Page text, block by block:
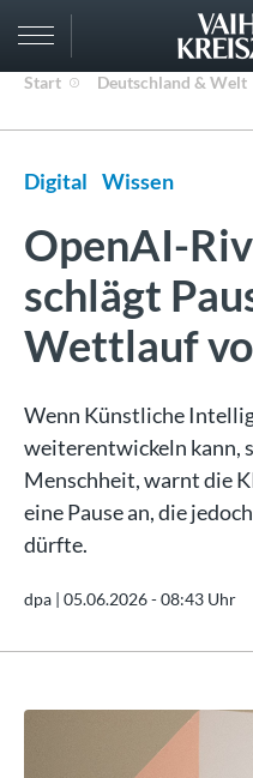
Start Deutschland & Welt
Digital Wissen
OpenAI-
schlägt
Wettlauf
Wenn Künstliche
weiterentwickeln kann,
Menschheit, warnt die
eine Pause an, die
dürfte.
dpa | 05.06.2026 - 08:43 Uhr